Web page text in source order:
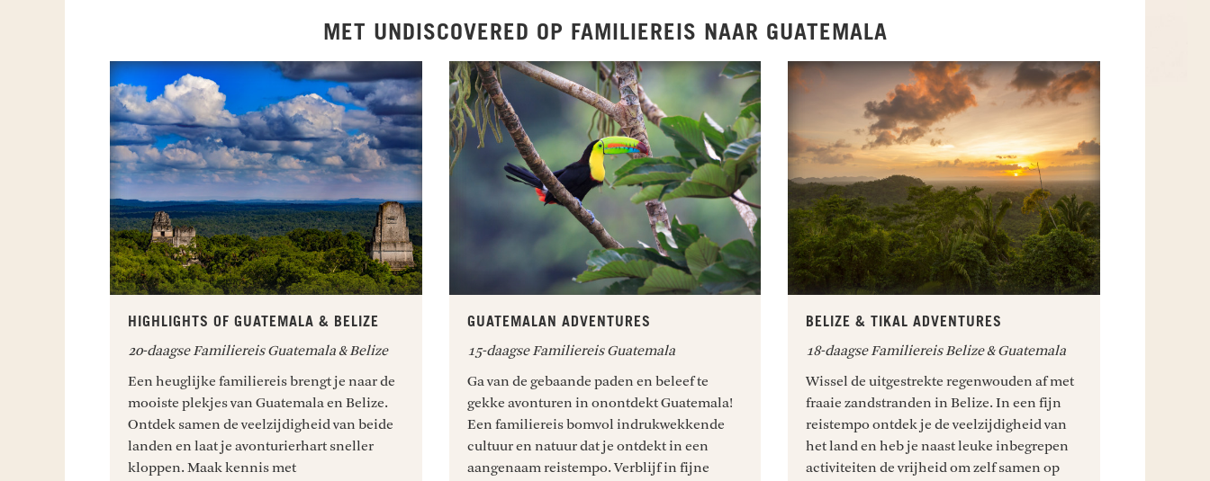
MET UNDISCOVERED OP FAMILIEREIS NAAR GUATEMALA
HIGHLIGHTS OF GUATEMALA & BELIZE
20-daagse Familiereis Guatemala & Belize
Een heuglijke familiereis brengt je naar de
mooiste plekjes van Guatemala en Belize.
Ontdek samen de veelzijdigheid van beide
landen en laat je avonturierhart sneller
kloppen. Maak kennis met
GUATEMALAN ADVENTURES
15-daagse Familiereis Guatemala
Ga van de gebaande paden en beleef te
gekke avonturen in onontdekt Guatemala!
Een familiereis bomvol indrukwekkende
cultuur en natuur dat je ontdekt in een
aangenaam reistempo. Verblijf in fijne
BELIZE & TIKAL ADVENTURES
18-daagse Familiereis Belize & Guatemala
Wissel de uitgestrekte regenwouden af met
fraaie zandstranden in Belize. In een fijn
reistempo ontdek je de veelzijdigheid van
het land en heb je naast leuke inbegrepen
activiteiten de vrijheid om zelf samen op